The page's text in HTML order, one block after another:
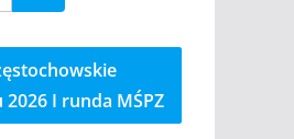
2026 I runda MŚPZ